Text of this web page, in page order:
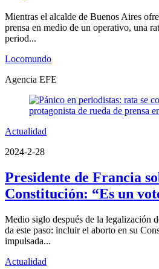
Mientras el alcalde de Buenos Aires
prensa en medio de un operativo, una
period...
Locomundo
Agencia EFE
Actualidad
2024-2-28
Presidente de Francia
Constitución: “Es un
Medio siglo después de la legalización
da este paso: incluir el aborto en su
impulsada...
Actualidad